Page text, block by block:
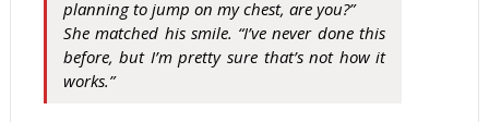
planning to jump on my chest, are you?”
She matched his smile. “I’ve never done this
before, but I’m pretty sure that’s not how it
works.”